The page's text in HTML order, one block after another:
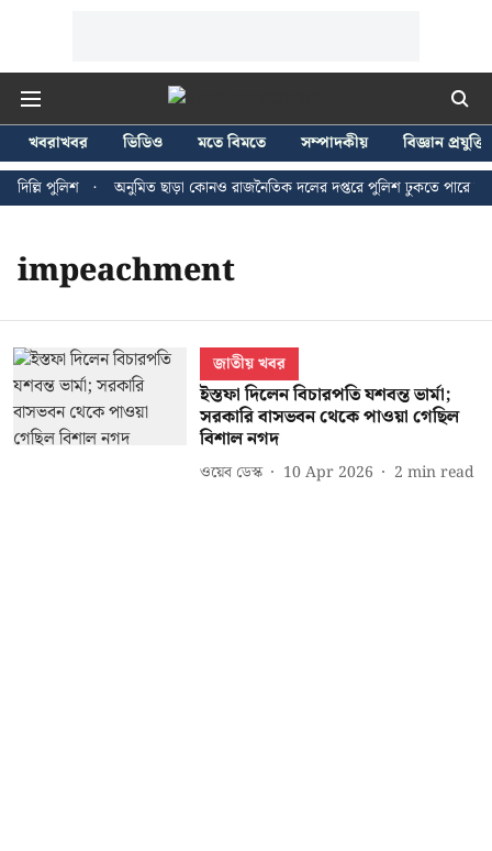
খবরাখবর ভিডিও মতে বিমতে সম্পাদকীয়
বিজ্ঞান প্রযুক্তি
পুলিশ
অনুমিত ছাড়া কোনও রাজনৈতিক দলের দপ্তরে পুলিশ ঢুকতে পারে না -
impeachment
জাতীয় খবর
ইস্তফা দিলেন বিচারপতি যশবন্ত ভার্মা;
সরকারি বাসভবন থেকে পাওয়া গেছিল
বিশাল নগদ
ওয়েব ডেস্ক 10 Apr 2026 2 min read